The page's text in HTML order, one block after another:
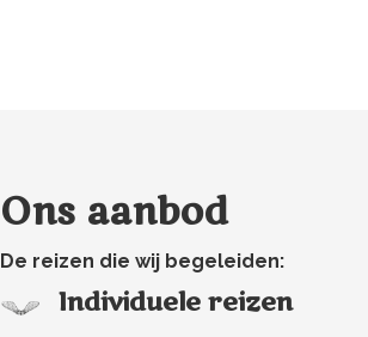
Ons aanbod
De reizen die wij begeleiden:
Individuele reizen